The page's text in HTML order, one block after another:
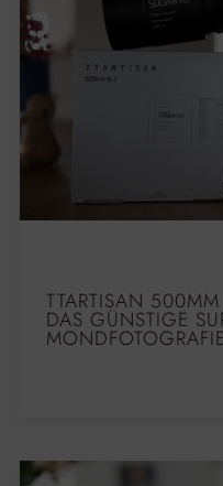
TTARTISAN
DAS GÜNSTIGE